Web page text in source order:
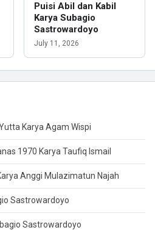
Puisi Abil dan Kabil
Karya Subagio
Sastrowardoyo
July 11, 2026
Karya Agam Wispi
1970 Karya Taufiq Ismail
Anggi Mulazimatun Najah
Sastrowardoyo
Sastrowardoyo